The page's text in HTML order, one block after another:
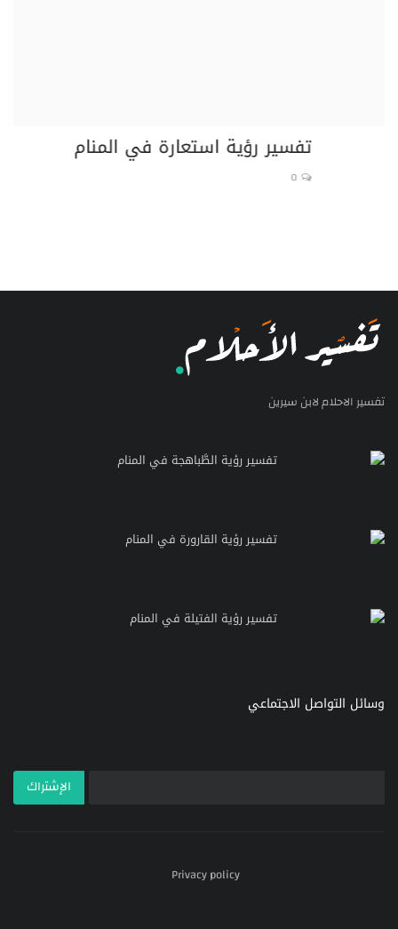
تفسير رؤية استعارة في المنام
تفسير الاحلام لابن سيرين
تفسير رؤية الطَّباهجة في المنام
تفسير رؤية القارورة في المنام
تفسير رؤية الفتيلة في المنام
وسائل التواصل الاجتماعي
الإشتراك
Privacy policy